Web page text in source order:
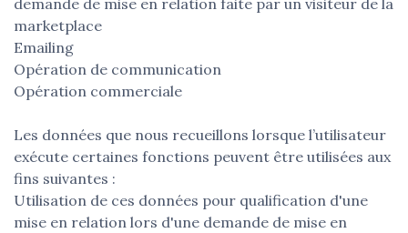
marketplace
Emailing
Opération de communication
Opération commerciale
Les données que nous recueillons lorsque l’utilisateur
exécute certaines fonctions peuvent être utilisées aux
fins suivantes :
Utilisation de ces données pour qualification d'une
mise en relation lors d'une demande de mise en